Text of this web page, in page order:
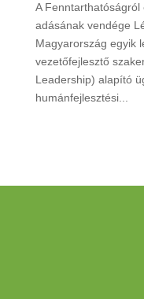
A
adásának vendége
Magyarország egyik
vezetőfejlesztő
Leadership) alapító
humánfejlesztési...